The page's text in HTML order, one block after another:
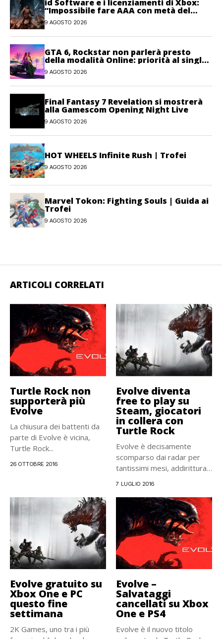
id Software e i licenziamenti di Xbox:
“Impossibile fare AAA con metà del
personale”
9 AGOSTO 2026
GTA 6, Rockstar non parlerà presto
della modalità Online: priorità al single-
player
9 AGOSTO 2026
Final Fantasy 7 Revelation si mostrerà
alla Gamescom Opening Night Live
9 AGOSTO 2026
HOT WHEELS Infinite Rush | Trofei
9 AGOSTO 2026
Marvel Tokon: Fighting Souls | Guida ai
Trofei
9 AGOSTO 2026
ARTICOLI CORRELATI
Turtle Rock non
supporterà più
Evolve
La chiusura dei battenti da
parte di Evolve è vicina,
Turtle Rock...
26 OTTOBRE 2016
Evolve diventa
free to play su
Steam, giocatori
in collera con
Turtle Rock
Evolve è decisamente
scomparso dai radar per
tantissimi mesi, addirittura
7 LUGLIO 2016
Evolve gratuito su
Xbox One e PC
questo fine
settimana
2K Games, uno tra i più
Evolve –
Salvataggi
cancellati su Xbox
One e PS4
Evolve è il nuovo titolo